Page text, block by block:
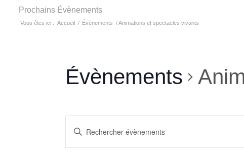
Prochains Évènements
Vous êtes ici : Accueil / Évènements /Animations et spectacles vivants
Évènements
et
Saisir